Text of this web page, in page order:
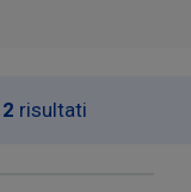
2 risultati